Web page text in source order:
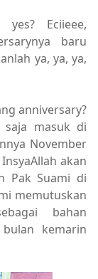
Eciieee,
baru
ya, ya, ya,
anniversary?
saja masuk di
November
akan
Pak Suami di
memutuskan
bahan
kemarin